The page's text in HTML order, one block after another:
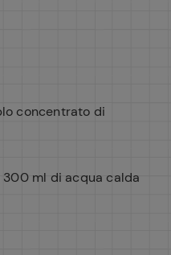
concentrato di
300 ml di acqua calda